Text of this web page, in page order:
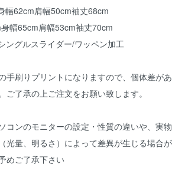
幅62cm肩幅50cm袖丈68cm
幅65cm肩幅53cm袖丈70cm
ングルスライダー/ワッペン加工
手刷りプリントになりますので、個体差があ
ご了承の上ご注文をお願い致します。
コンのモニターの設定・性質の違いや、実物
光量、明るさ）によって差異が生じる場合が
めご了承下さい